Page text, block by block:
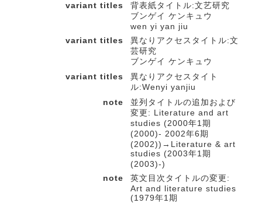
variant titles
背表紙タイトル:文艺研究
ブンゲイ ケンキュウ
wen yi yan jiu
variant titles
異なりアクセスタイトル:文
芸研究
ブンゲイ ケンキュウ
variant titles
異なりアクセスタイト
ル:Wenyi yanjiu
note
並列タイトルの追加および
変更: Literature and art
studies (2000年1期
(2000)- 2002年6期
(2002))→Literature & art
studies (2003年1期
(2003)-)
note
英文目次タイトルの変更:
Art and literature studies
(1979年1期